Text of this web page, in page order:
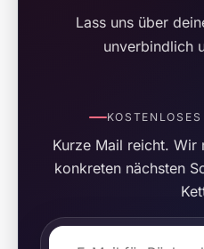
Lass uns über
unverbindlich
Kurze Mail reicht. Wir
konkreten nächsten